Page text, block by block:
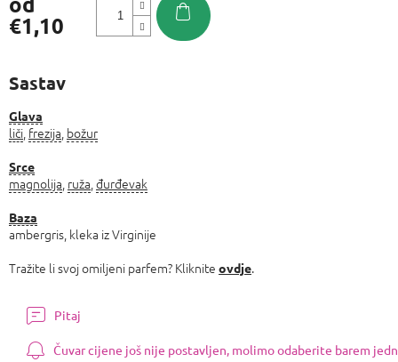
€1,10
Sastav
Glava
liči frezija božur
Srce
magnolija ruža đurđevak
Baza
ambergris, kleka iz Virginije
Tražite li svoj omiljeni parfem? Kliknite ovdje.
Pitaj
Čuvar cijene još nije postavljen, molimo odaberite barem